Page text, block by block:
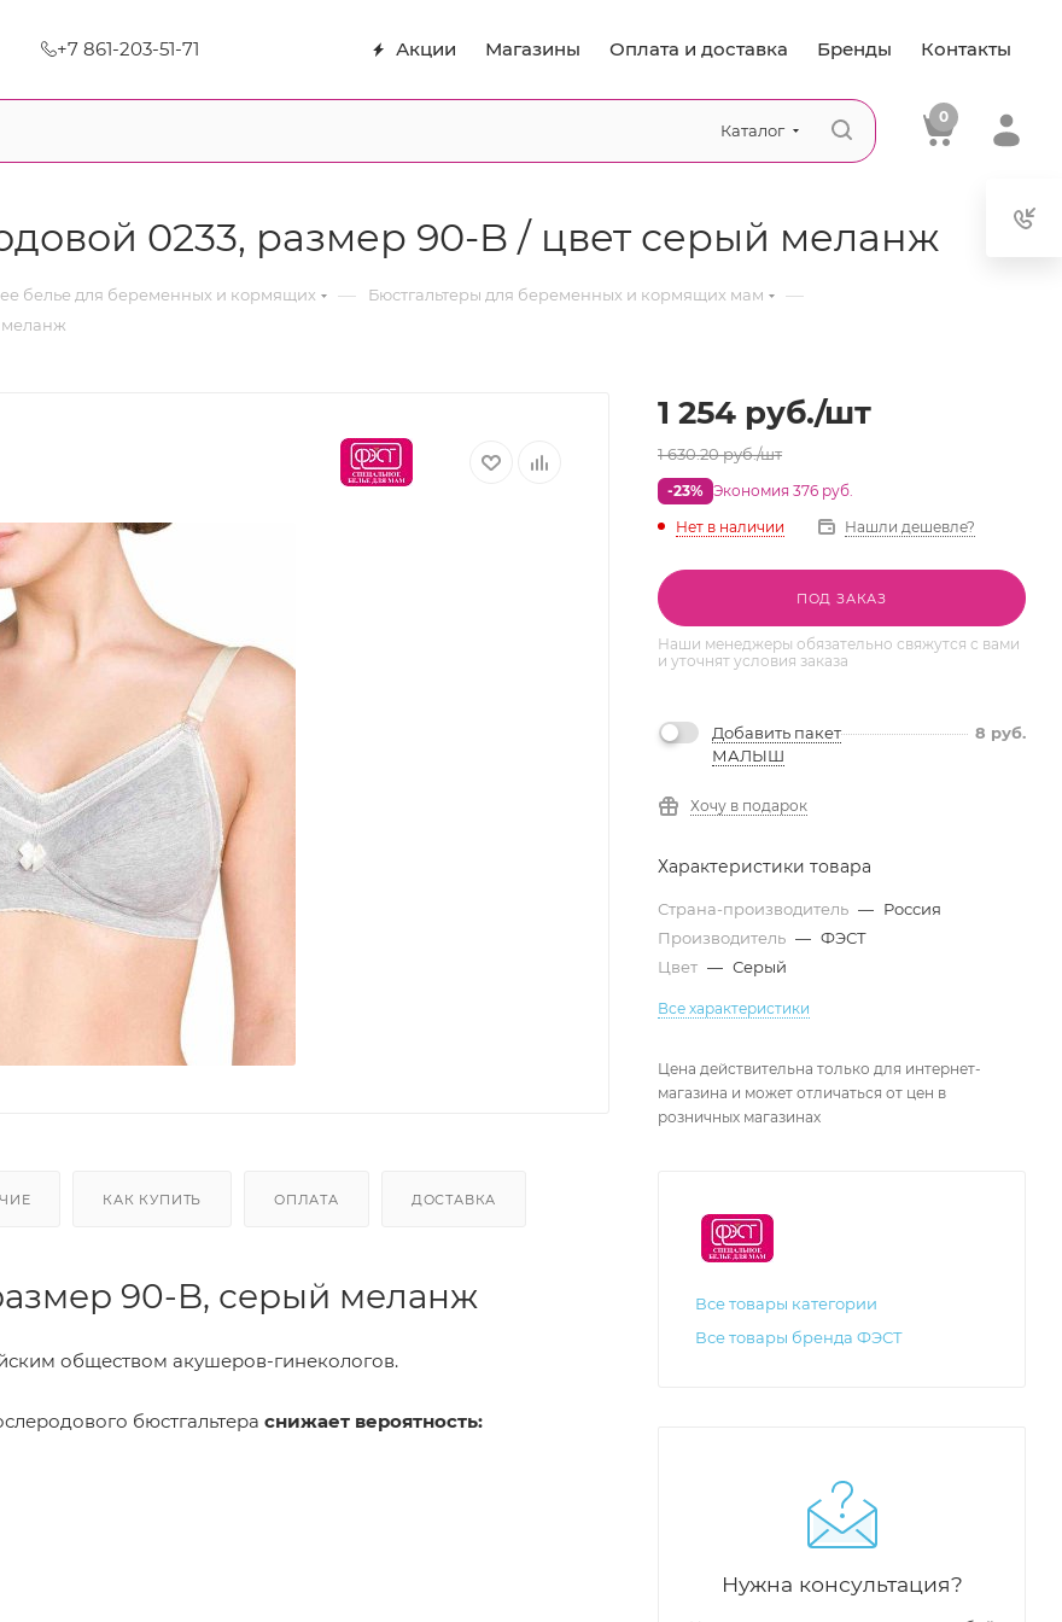
+7 861-203-51-71 Акции Магазины Оплата и доставка Бренды Контакты
Каталог
0
0233, размер 90-B / цвет серый меланж
белье для беременных и кормящих — Бюстгальтеры для беременных и кормящих мам —
меланж
КАК КУПИТЬ ОПЛАТА ДОСТАВКА
90-B, серый меланж
обществом акушеров-гинекологов.
бюстгальтера снижает вероятность:
1 254 руб./шт
1 630.20руб./шт
-23% Экономия 376 руб.
Нет в наличии
Нашли дешевле?
ПОД ЗАКАЗ
Наши менеджеры обязательно свяжутся с вами
и уточнят условия заказа
Добавить пакет
МАЛЫШ
8 руб.
Хочу в подарок
Характеристики товара
Страна-производитель — Россия
Производитель — ФЭСТ
Цвет — Серый
Все характеристики
Цена действительна только для интернет-
магазина и может отличаться от цен в
розничных магазинах
Все товары категории
Все товары бренда ФЭСТ
Нужна консультация?